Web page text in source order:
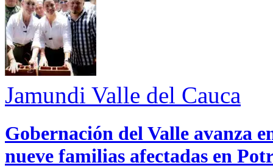
Jamundi Valle del Cauca
Gobernación del Valle avanza
nueve familias afectadas en